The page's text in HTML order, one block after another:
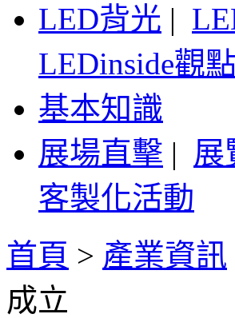
LED背光 |
LEDinside觀點
基本知識
展場直擊 | 展
客製化活動
首頁 > 產業資訊
成立